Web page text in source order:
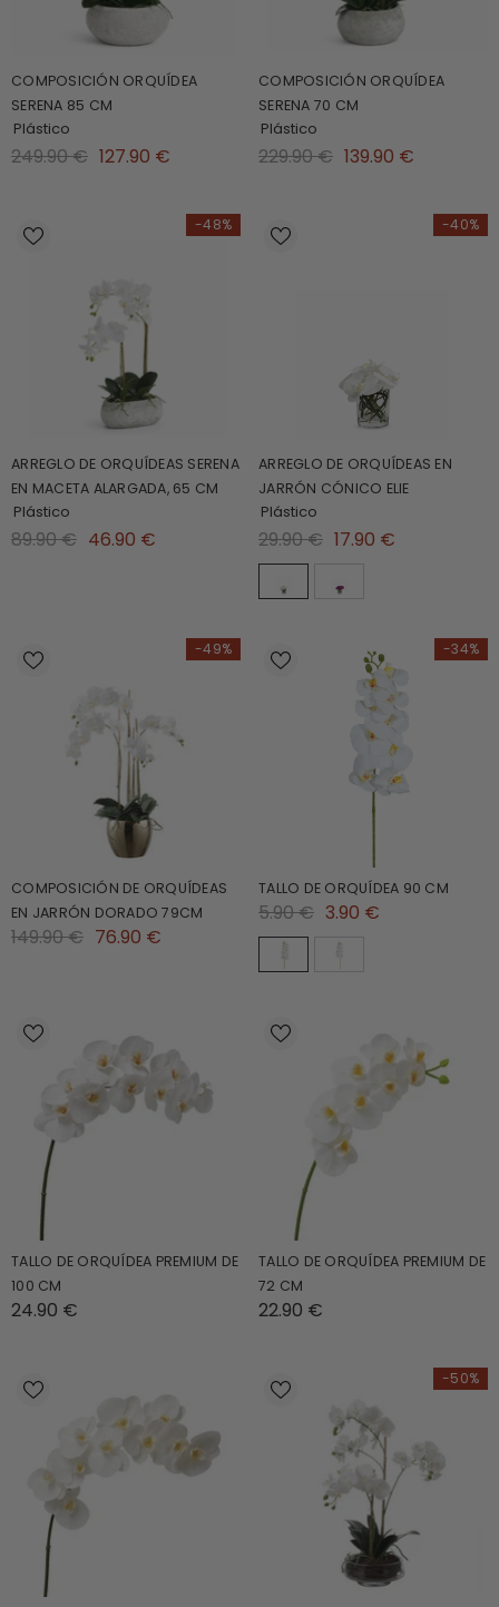
COMPOSICIÓN ORQUÍDEA
SERENA 85 CM
Plástico
249.90 € 127.90 €
COMPOSICIÓN ORQUÍDEA
SERENA 70 CM
Plástico
229.90 € 139.90 €
-48%
ARREGLO DE ORQUÍDEAS SERENA
EN MACETA ALARGADA, 65 CM
Plástico
89.90 € 46.90 €
-40%
ARREGLO DE ORQUÍDEAS EN
JARRÓN CÓNICO ELIE
Plástico
29.90 € 17.90 €
-49%
COMPOSICIÓN DE ORQUÍDEAS
EN JARRÓN DORADO 79CM
149.90 € 76.90 €
-34%
TALLO DE ORQUÍDEA 90 CM
5.90 € 3.90 €
TALLO DE ORQUÍDEA PREMIUM DE
100 CM
24.90 €
TALLO DE ORQUÍDEA PREMIUM DE
72 CM
22.90 €
-50%